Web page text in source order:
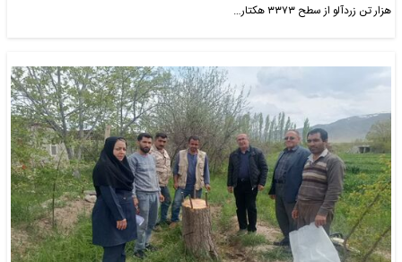
هزار تن زردآلو از سطح ۳۳۷۳ هکتار…